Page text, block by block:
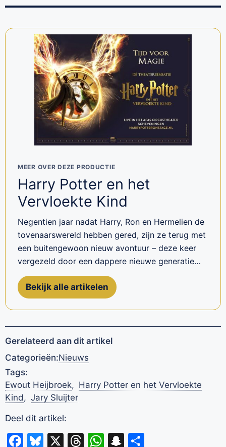
MEER OVER DEZE PRODUCTIE
Harry Potter en het
Vervloekte Kind
Negentien jaar nadat Harry, Ron en Hermelien de
tovenaarswereld hebben gered, zijn ze terug met
een buitengewoon nieuw avontuur – deze keer
vergezeld door een dappere nieuwe generatie…
Bekijk alle artikelen
Gerelateerd aan dit artikel
Categorieën:Nieuws
Tags:
Ewout Heijbroek, Harry Potter en het Vervloekte
Kind , Jary Sluijter
Deel dit artikel:
Facebook
Bluesky
X Threads
WhatsApp
Snapchat